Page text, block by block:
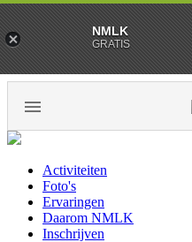
Activiteiten
Foto's
Ervaringen
Daarom NMLK
Inschrijven
NMLK
GRATIS